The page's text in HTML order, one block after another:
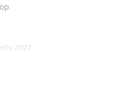
2023